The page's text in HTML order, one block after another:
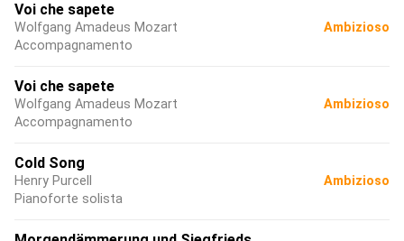
Voi che sapete
Wolfgang Amadeus Mozart
Accompagnamento
Ambizioso
Voi che sapete
Wolfgang Amadeus Mozart
Accompagnamento
Ambizioso
Cold Song
Henry Purcell
Pianoforte solista
Ambizioso